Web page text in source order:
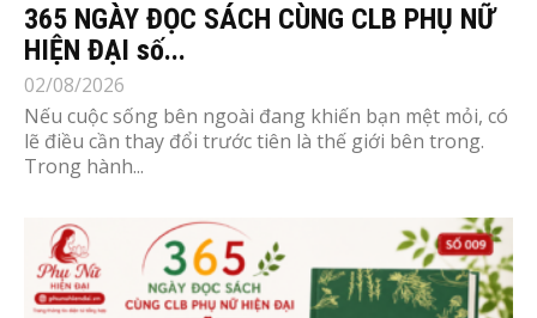
365 NGÀY ĐỌC SÁCH CÙNG CLB PHỤ NỮ
HIỆN ĐẠI số...
02/08/2026
Nếu cuộc sống bên ngoài đang khiến bạn mệt mỏi, có
lẽ điều cần thay đổi trước tiên là thế giới bên trong.
Trong hành...